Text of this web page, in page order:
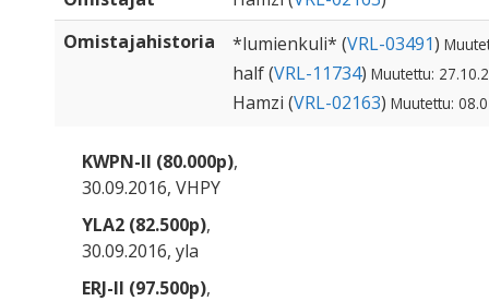
Omistajahistoria
*lumienkuli* (VRL-03491)
half (VRL-11734) Muutettu:
Hamzi (VRL-02163) Muutettu:
KWPN-II (80.000p),
30.09.2016, VHPY
YLA2 (82.500p),
30.09.2016, yla
ERJ-II (97.500p),